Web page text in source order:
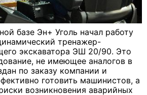
базе Эн+ Уголь начал работу
тренажер-
экскаватора ЭШ 20/90. Это
не имеющее аналогов в
по заказу компании и
готовить машинистов, а
возникновения аварийных